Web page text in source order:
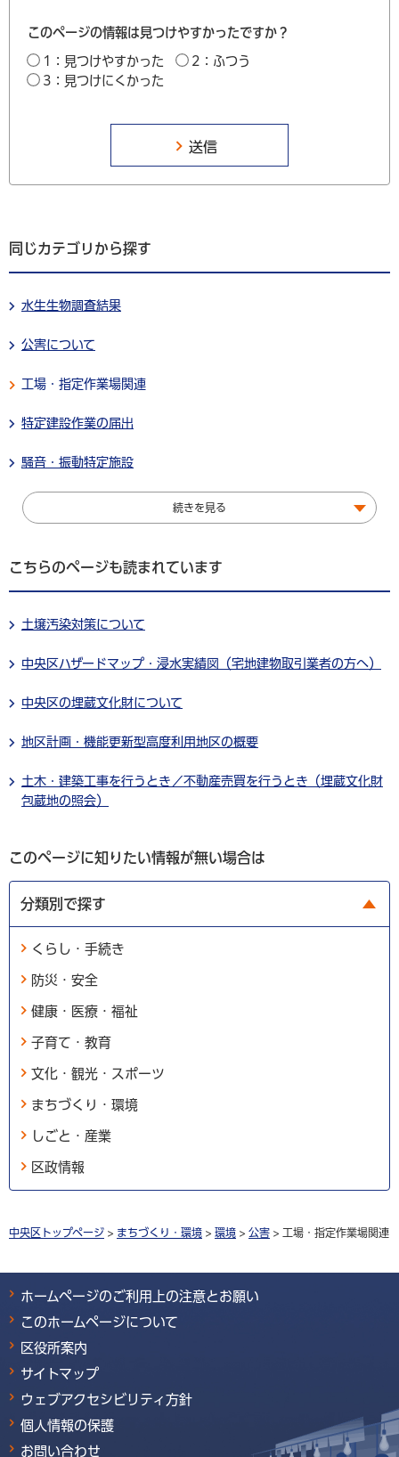
このページの情報は見つけやすかったですか？
1：見つけやすかった
2：ふつう
3：見つけにくかった
同じカテゴリから探す
水生生物調査結果
公害について
工場・指定作業場関連
特定建設作業の届出
騒音・振動特定施設
続きを見る
こちらのページも読まれています
土壌汚染対策について
中央区ハザードマップ・浸水実績図（宅地建物取引業者の方へ）
中央区の埋蔵文化財について
地区計画・機能更新型高度利用地区の概要
土木・建築工事を行うとき／不動産売買を行うとき（埋蔵文化財
包蔵地の照会）
このページに知りたい情報が無い場合は
分類別で探す
くらし・手続き
防災・安全
健康・医療・福祉
子育て・教育
文化・観光・スポーツ
まちづくり・環境
しごと・産業
区政情報
中央区トップページ > まちづくり・環境 > 環境 > 公害 > 工場・指定作業場関連
ホームページのご利用上の注意とお願い
このホームページについて
区役所案内
サイトマップ
ウェブアクセシビリティ方針
個人情報の保護
お問い合わせ